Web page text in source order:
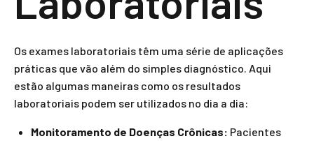
Os exames laboratoriais têm uma série de aplicações
práticas que vão além do simples diagnóstico. Aqui
estão algumas maneiras como os resultados
laboratoriais podem ser utilizados no dia a dia:
Monitoramento de Doenças Crônicas: Pacientes